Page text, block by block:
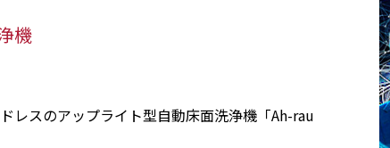
機
レスのアップライト型自動床面洗浄機「Ah-rau